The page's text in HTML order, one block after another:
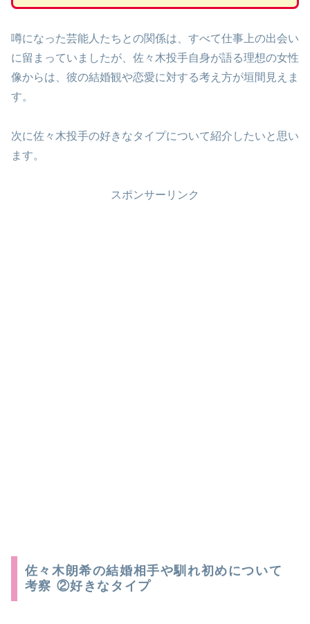
噂になった芸能人たちとの関係は、すべて仕事上の出会い
に留まっていましたが、佐々木投手自身が語る理想の女性
像からは、彼の結婚観や恋愛に対する考え方が垣間見えま
す。
次に佐々木投手の好きなタイプについて紹介したいと思い
ます。
スポンサーリンク
佐々木朗希の結婚相手や馴れ初めについて
考察 ②好きなタイプ